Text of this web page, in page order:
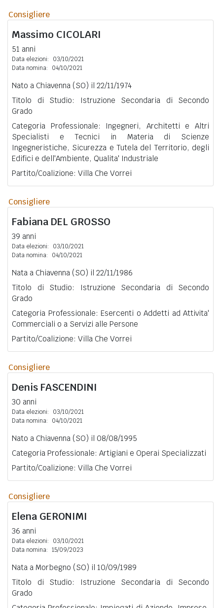
Consigliere
Massimo CICOLARI
51 anni
Data elezioni:
03/10/2021
Data nomina:
04/10/2021
Nato a Chiavenna (SO) il 22/11/1974
Titolo di Studio: Istruzione Secondaria di Secondo
Grado
Categoria Professionale: Ingegneri, Architetti e Altri
Specialisti e Tecnici in Materia di Scienze
Ingegneristiche, Sicurezza e Tutela del Territorio, degli
Edifici e dell'Ambiente, Qualita' Industriale
Partito/Coalizione: Villa Che Vorrei
Consigliere
Fabiana DEL GROSSO
39 anni
Data elezioni:
03/10/2021
Data nomina:
04/10/2021
Nata a Chiavenna (SO) il 22/11/1986
Titolo di Studio: Istruzione Secondaria di Secondo
Grado
Categoria Professionale: Esercenti o Addetti ad Attivita'
Commerciali o a Servizi alle Persone
Partito/Coalizione: Villa Che Vorrei
Consigliere
Denis FASCENDINI
30 anni
Data elezioni:
03/10/2021
Data nomina:
04/10/2021
Nato a Chiavenna (SO) il 08/08/1995
Categoria Professionale: Artigiani e Operai Specializzati
Partito/Coalizione: Villa Che Vorrei
Consigliere
Elena GERONIMI
36 anni
Data elezioni:
03/10/2021
Data nomina: 15/09/2023
Nata a Morbegno (SO) il 10/09/1989
Titolo di Studio: Istruzione Secondaria di Secondo
Grado